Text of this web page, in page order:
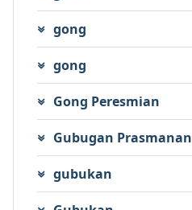
gong
gong
Gong Peresmian
Gubugan Prasmanan
gubukan